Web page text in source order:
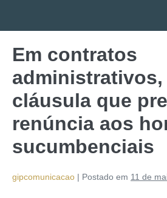
Em contratos
administrativos,
cláusula que
renúncia aos
sucumbenciais
gipcomunicacao | Postado em 11 de